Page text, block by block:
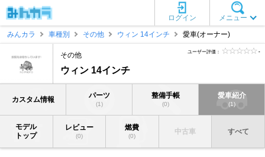
メニュー
ログイン
みんカラ
車種別 その他 ウィン 14インチ 愛車(オーナー)
その他
ウィン 14インチ
ユーザー評価： -
カスタム情報 パーツ
(1)
整備手帳
(0)
愛車紹介
(1)
モデル
トップ
レビュー
(0)
燃費
(0)
中古車 すべて